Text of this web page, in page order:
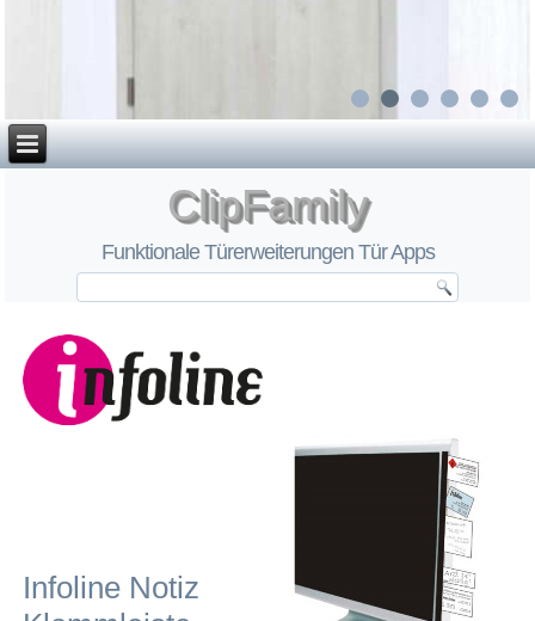
ClipFamily
Funktionale Türerweiterungen Tür Apps
Infoline Notiz